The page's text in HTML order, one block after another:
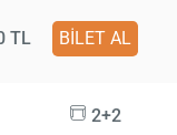
TL BİLET AL
2+2